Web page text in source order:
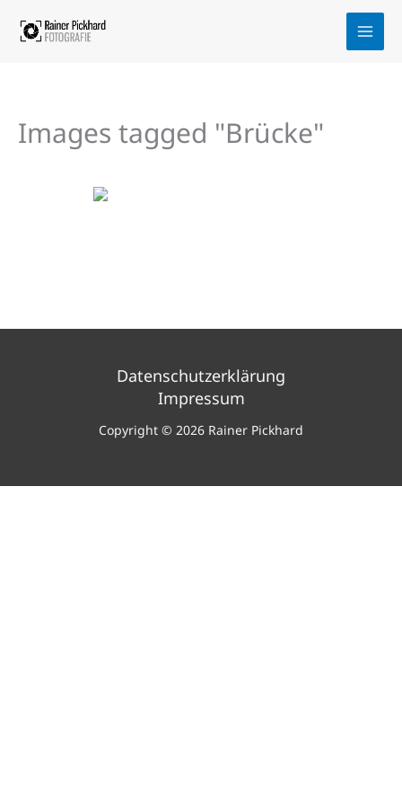
Inhalt
Images tagged "Brücke"
Datenschutzerklärung
Impressum
Copyright © 2026 Rainer Pickhard